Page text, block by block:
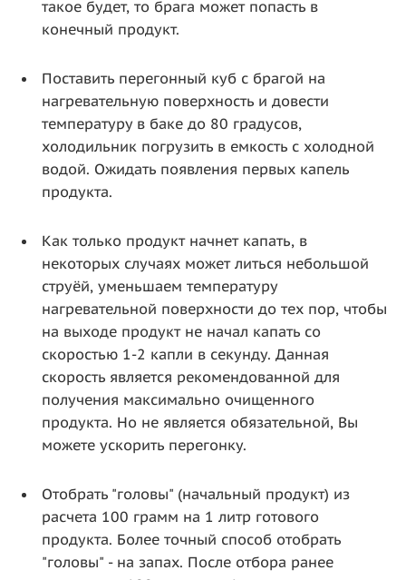
такое будет, то брага может попасть в
конечный продукт.
Поставить перегонный куб с брагой на
нагревательную поверхность и довести
температуру в баке до 80 градусов,
холодильник погрузить в емкость с холодной
водой. Ожидать появления первых капель
продукта.
Как только продукт начнет капать, в
некоторых случаях может литься небольшой
струёй, уменьшаем температуру
нагревательной поверхности до тех пор, чтобы
на выходе продукт не начал капать со
скоростью 1-2 капли в секунду. Данная
скорость является рекомендованной для
получения максимально очищенного
продукта. Но не является обязательной, Вы
можете ускорить перегонку.
Отобрать "головы" (начальный продукт) из
расчета 100 грамм на 1 литр готового
продукта. Более точный способ отобрать
"головы" - на запах. После отбора ранее